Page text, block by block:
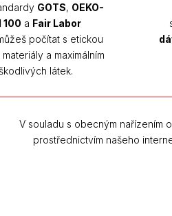
GOTS, OEKO-
100 a Fair Labor
počítat s etickou
a maximálním
látek.
V souladu s obecným nařízením
prostřednictvím našeho